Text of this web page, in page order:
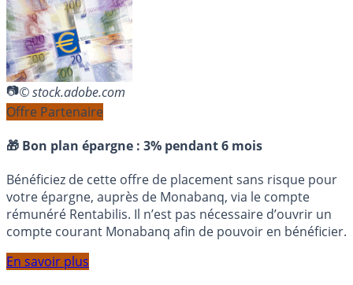
© stock.adobe.com
Offre Partenaire
🎁 Bon plan épargne : 3% pendant 6 mois
Bénéficiez de cette offre de placement sans risque pour
votre épargne, auprès de Monabanq, via le compte
rémunéré Rentabilis. Il n’est pas nécessaire d’ouvrir un
compte courant Monabanq afin de pouvoir en bénéficier.
En savoir plus